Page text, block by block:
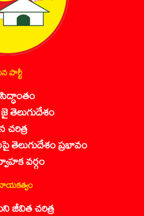
పార్టీ
తెలుగుదేశం
ప్రభావం
వర్గం
జీవిత చరిత్ర